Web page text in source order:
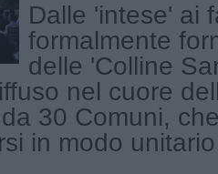
Dalle 'intese' ai
formalmente
delle 'Colline
nel cuore
30 Comuni,
in modo